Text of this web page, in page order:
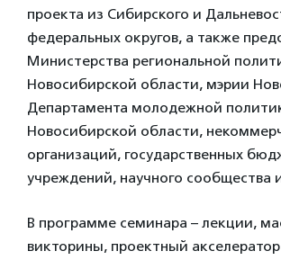
проекта из Сибирского и
федеральных округов, а также
Министерства региональной
Новосибирской области, мэрии
Департамента молодежной
Новосибирской области,
организаций, государственных
учреждений, научного сообщества
В программе семинара – лекции,
викторины, проектный